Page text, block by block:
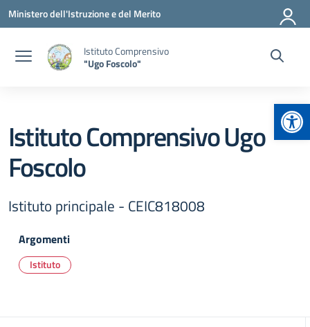
Vai ai contenuti
Vai al menu di navigazione
Vai al footer
Ministero dell'Istruzione e del Merito
Istituto Comprensivo
"Ugo Foscolo"
Istituto Comprensivo Ugo
Foscolo
Istituto principale - CEIC818008
Argomenti
Istituto